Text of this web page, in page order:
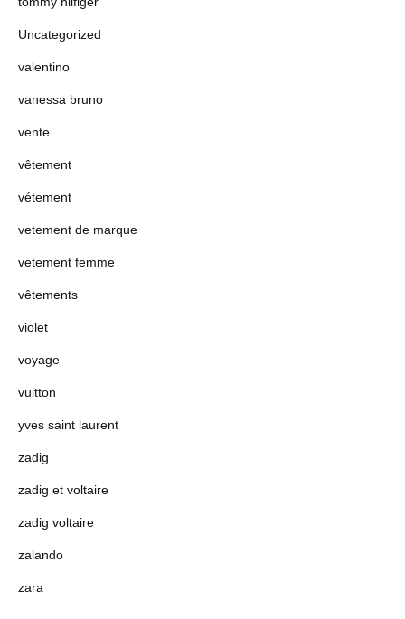
Uncategorized
valentino
vanessa bruno
vente
vêtement
vétement
vetement de marque
vetement femme
vêtements
violet
voyage
vuitton
yves saint laurent
zadig
zadig et voltaire
zadig voltaire
zalando
zara